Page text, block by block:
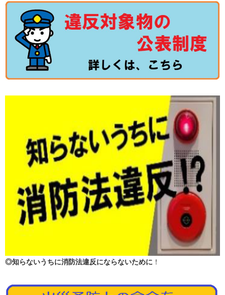
◎知らないうちに消防法違反にならないために ！